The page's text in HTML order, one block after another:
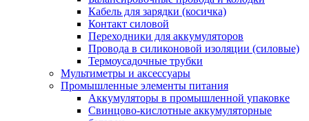
Кабель для зарядки (косичка)
Контакт силовой
Переходники для аккумуляторов
Провода в силиконовой изоляции (силовые)
Термоусадочные трубки
Мультиметры и аксессуары
Промышленные элементы питания
Аккумуляторы в промышленной упаковке
Свинцово-кислотные аккумуляторные